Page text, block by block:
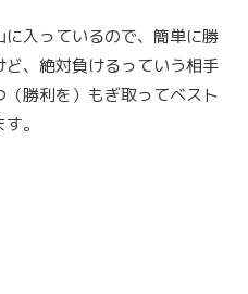
入っているので、簡単に勝
、絶対負けるっていう相手
勝利を）もぎ取ってベスト
。